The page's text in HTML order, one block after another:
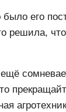
его
решила,